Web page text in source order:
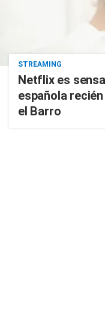
STREAMING
Netflix es
española
el Barro